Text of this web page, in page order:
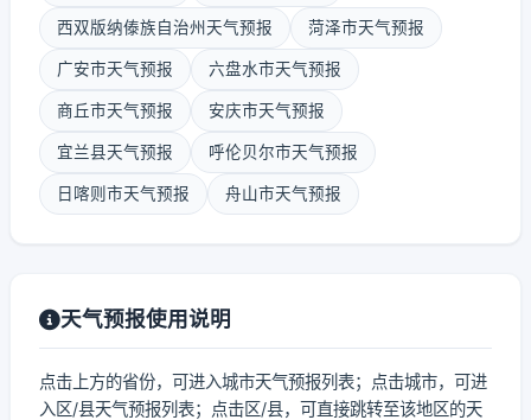
西双版纳傣族自治州天气预报 菏泽市天气预报
广安市天气预报 六盘水市天气预报
商丘市天气预报 安庆市天气预报
宜兰县天气预报 呼伦贝尔市天气预报
日喀则市天气预报 舟山市天气预报
天气预报使用说明
点击上方的省份，可进入城市天气预报列表；点击城市，可进
入区/县天气预报列表；点击区/县，可直接跳转至该地区的天